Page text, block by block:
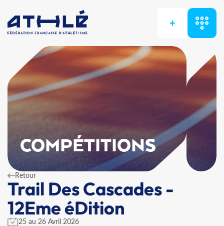
+
COMPÉTITIONS
Retour
Trail Des Cascades -
12Eme éDition
25 au 26 Avril 2026